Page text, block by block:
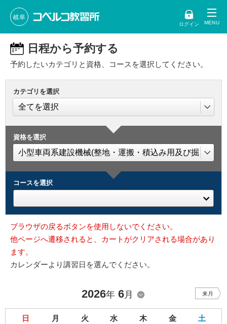
岐阜
ログイン
日程から予約する
予約したいカテゴリと資格、コースを選択してください。
カテゴリを選択
資格を選択
コースを選択
ブラウザの戻るボタンを使用しないでください。
他ページへ遷移されると、カートがクリアされる場合があり
ます。
カレンダーより講習日を選んでください。
2026年 6月 来月
日 月 火 水 木 金 土